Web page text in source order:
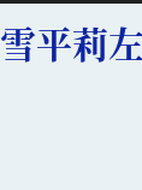
雪平莉